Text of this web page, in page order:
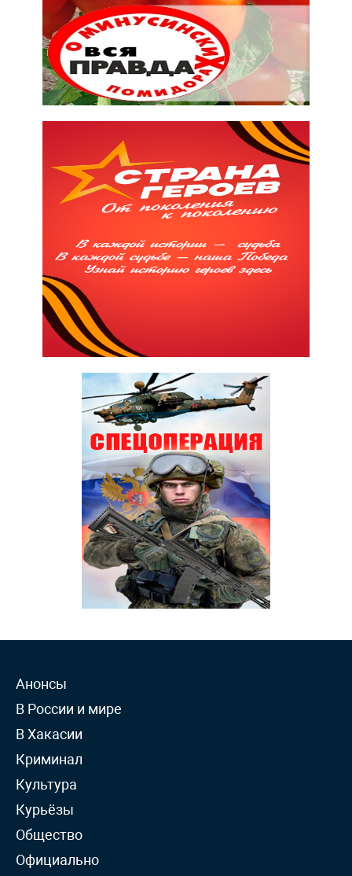
Анонсы
В России и мире
В Хакасии
Криминал
Культура
Курьёзы
Общество
Официально